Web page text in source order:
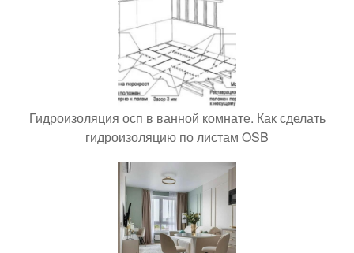
Гидроизоляция осп в ванной комнате. Как сделать
гидроизоляцию по листам OSB